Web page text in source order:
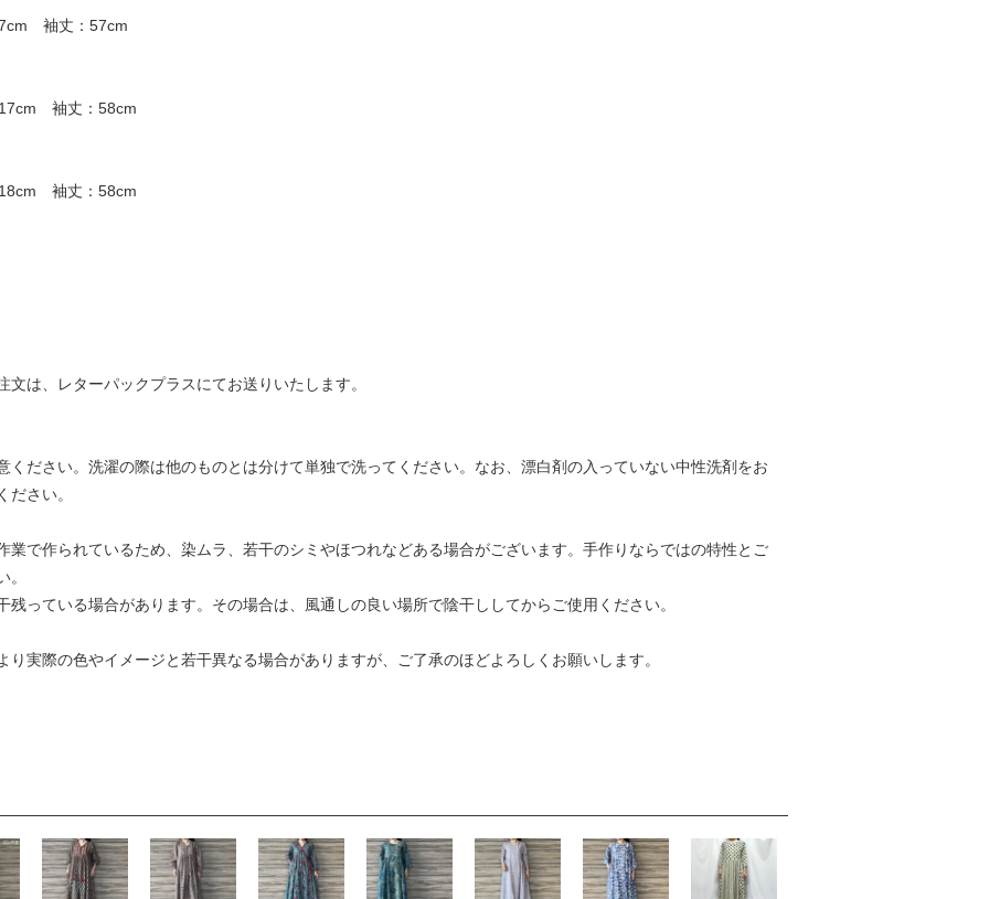
袖丈：57cm
袖丈：58cm
袖丈：58cm
は、レターパックプラスにてお送りいたします。
ください。洗濯の際は他のものとは分けて単独で洗ってください。なお、漂白剤の入っていない中性洗剤をお
さい。
業で作られているため、染ムラ、若干のシミやほつれなどある場合がございます。手作りならではの特性とご
っている場合があります。その場合は、風通しの良い場所で陰干ししてからご使用ください。
実際の色やイメージと若干異なる場合がありますが、ご了承のほどよろしくお願いします。